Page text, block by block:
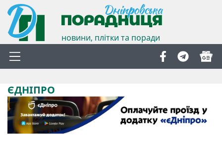
новини, плітки та поради
ЄДНІПРО